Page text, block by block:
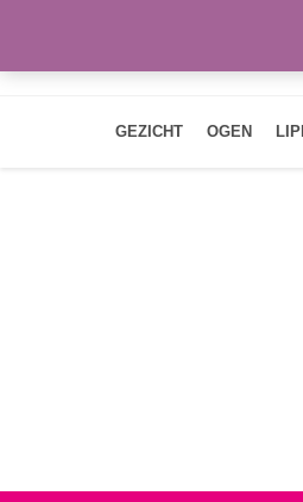
GEZICHT OGEN